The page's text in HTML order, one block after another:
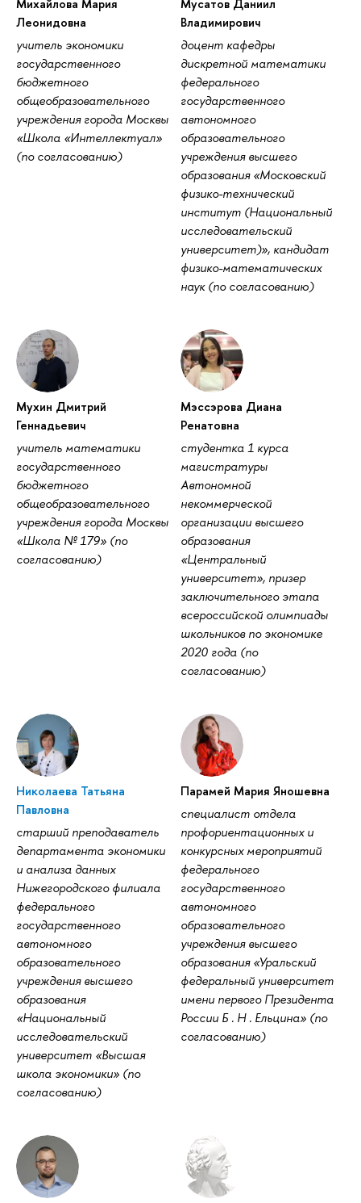
Михайлова Мария
Леонидовна
учитель экономики
государственного
бюджетного
общеобразовательного
учреждения города Москвы
«Школа «Интеллектуал»
(по согласованию)
Мусатов Даниил
Владимирович
доцент кафедры
дискретной математики
федерального
государственного
автономного
образовательного
учреждения высшего
образования «Московский
физико-технический
институт (Национальный
исследовательский
университет)», кандидат
физико-математических
наук (по согласованию)
Мухин Дмитрий
Геннадьевич
учитель математики
государственного
бюджетного
общеобразовательного
учреждения города Москвы
«Школа № 179» (по
согласованию)
Мэссэрова Диана
Ренатовна
студентка 1 курса
магистратуры
Автономной
некоммерческой
организации высшего
образования
«Центральный
университет», призер
заключительного этапа
всероссийской олимпиады
школьников по экономике
2020 года (по
согласованию)
Николаева Татьяна
Павловна
старший преподаватель
департамента экономики
и анализа данных
Нижегородского филиала
федерального
государственного
автономного
образовательного
учреждения высшего
образования
«Национальный
исследовательский
университет «Высшая
школа экономики» (по
согласованию)
Парамей Мария Яношевна
специалист отдела
профориентационных и
конкурсных мероприятий
федерального
государственного
автономного
образовательного
учреждения высшего
образования «Уральский
федеральный университет
имени первого Президента
России Б . Н . Ельцина» (по
согласованию)